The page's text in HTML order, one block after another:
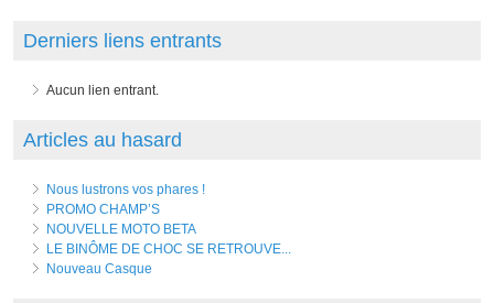
Derniers liens entrants
Aucun lien entrant.
Articles au hasard
Nous lustrons vos phares !
PROMO CHAMP’S
NOUVELLE MOTO BETA
LE BINÔME DE CHOC SE RETROUVE...
Nouveau Casque